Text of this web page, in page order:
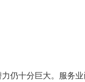
仍十分巨大。服务